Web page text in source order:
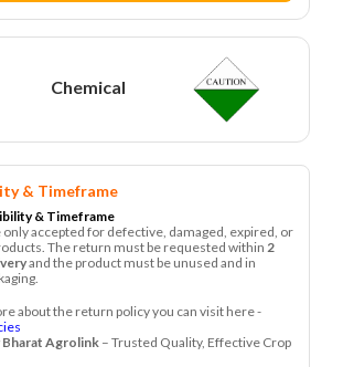
Chemical
& Timeframe
& Timeframe
only accepted for defective, damaged, expired, or
The return must be requested within 2
and the product must be unused and in
about the return policy you can visit here -
Bharat Agrolink – Trusted Quality, Effective Crop